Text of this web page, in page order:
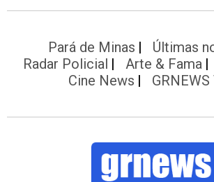
Pará de Minas
Últimas
Radar Policial
Arte & Fama
Cine News
GRNEWS